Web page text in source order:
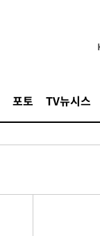
포토 TV뉴시스